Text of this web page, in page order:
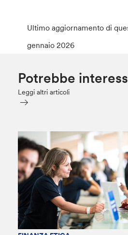
Ultimo aggiornamento di
gennaio 2026
Potrebbe
Leggi altri articoli